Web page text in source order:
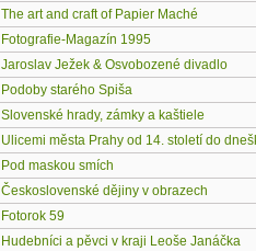
The art and craft of Papier Maché
Fotografie-Magazín 1995
Jaroslav Ježek & Osvobozené divadlo
Podoby starého Spiša
Slovenské hrady, zámky a kaštiele
Ulicemi města Prahy od 14. století do
Pod maskou smích
Československé dějiny v obrazech
Fotorok 59
Hudebníci a pěvci v kraji Leoše Janáčka